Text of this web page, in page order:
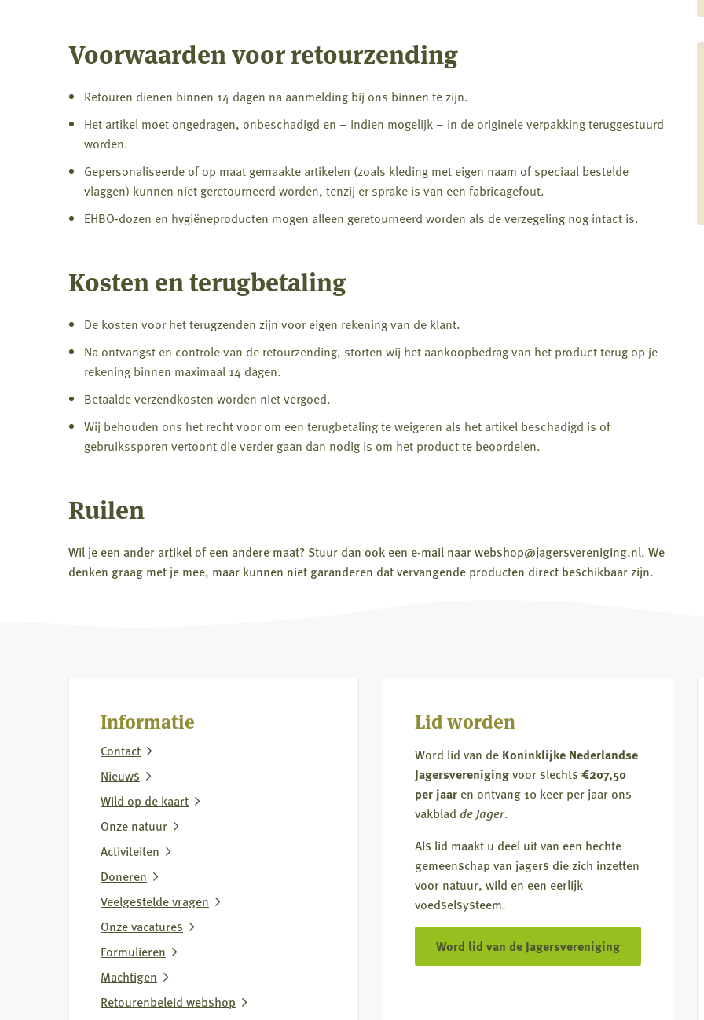
Voorwaarden voor retourzending
Retouren dienen binnen 14 dagen na aanmelding bij ons binnen te zijn.
Het artikel moet ongedragen, onbeschadigd en – indien mogelijk – in de originele verpakking teruggestuurd
worden.
Gepersonaliseerde of op maat gemaakte artikelen (zoals kleding met eigen naam of speciaal bestelde
vlaggen) kunnen niet geretourneerd worden, tenzij er sprake is van een fabricagefout.
EHBO-dozen en hygiëneproducten mogen alleen geretourneerd worden als de verzegeling nog intact is.
Kosten en terugbetaling
De kosten voor het terugzenden zijn voor eigen rekening van de klant.
Na ontvangst en controle van de retourzending, storten wij het aankoopbedrag van het product terug op je
rekening binnen maximaal 14 dagen.
Betaalde verzendkosten worden niet vergoed.
Wij behouden ons het recht voor om een terugbetaling te weigeren als het artikel beschadigd is of
gebruikssporen vertoont die verder gaan dan nodig is om het product te beoordelen.
Ruilen
Wil je een ander artikel of een andere maat? Stuur dan ook een e-mail naar webshop@jagersvereniging.nl. We
denken graag met je mee, maar kunnen niet garanderen dat vervangende producten direct beschikbaar zijn.
Informatie
Contact
Nieuws
Wild op de kaart
Onze natuur
Activiteiten
Doneren
Veelgestelde vragen
Onze vacatures
Formulieren
Machtigen
Retourenbeleid webshop
Lid worden
Word lid van de Koninklijke Nederlandse
Jagersverenigingvoor slechts €207,50
per jaaren ontvang 10 keer per jaar ons
vakblad de Jager.
Als lid maakt u deel uit van een hechte
gemeenschap van jagers die zich inzetten
voor natuur, wild en een eerlijk
voedselsysteem.
Word lid van de Jagersvereniging